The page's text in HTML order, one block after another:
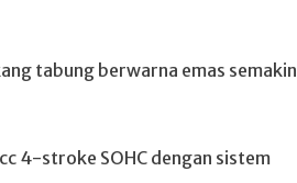
tabung berwarna emas semakin
4-stroke SOHC dengan sistem